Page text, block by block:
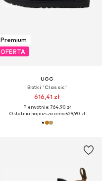
Premium
OFERTA
UGG
Botki 'Classic'
616,41 zł
Pierwotnie: 764,90 zł
Ostatnia najniższa cena:529,90 zł